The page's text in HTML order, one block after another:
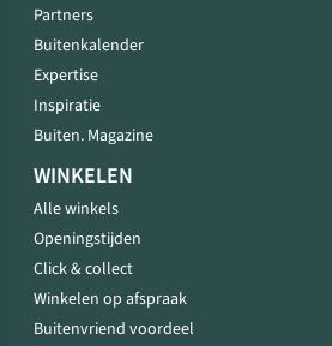
Partners
Buitenkalender
Expertise
Inspiratie
Buiten. Magazine
WINKELEN
Alle winkels
Openingstijden
Click & collect
Winkelen op afspraak
Buitenvriend voordeel